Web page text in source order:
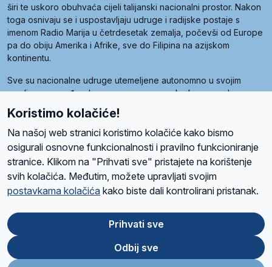
širi te uskoro obuhvaća cijeli talijanski nacionalni prostor. Nakon
toga osnivaju se i uspostavljaju udruge i radijske postaje s
imenom Radio Marija u četrdesetak zemalja, počevši od Europe
pa do obiju Amerika i Afrike, sve do Filipina na azijskom
kontinentu.
Sve su nacionalne udruge utemeljene autonomno u svojim
zemljama, a međusobna su povezane preko krovne udruge
pod nazivom Svjetska obitelj Radio Marije (World Family of
Radio Maria). Svjetsku obitelj utemeljilo je sedam članica, među
kojima je i hrvatska Udruga Radio Marija.
O namaRadio ProgramVolonteriPrijateljiKontaktPravila privatnosti
Ova stranica je zaštićena Google reCAPTCHA sustavom
Store
Google
Play
Koristimo kolačiće!
Na našoj web stranici koristimo kolačiće kako bismo
osigurali osnovne funkcionalnosti i pravilno funkcioniranje
stranice. Klikom na "Prihvati sve" pristajete na korištenje
svih kolačića. Međutim, možete upravljati svojim
postavkama kolačića kako biste dali kontrolirani pristanak.
Prihvati sve
Odbij sve